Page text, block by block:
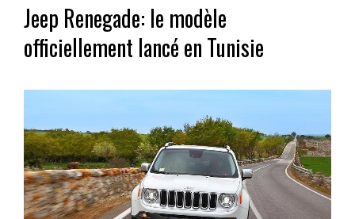
Jeep Renegade: le modèle
officiellement lancé en Tunisie